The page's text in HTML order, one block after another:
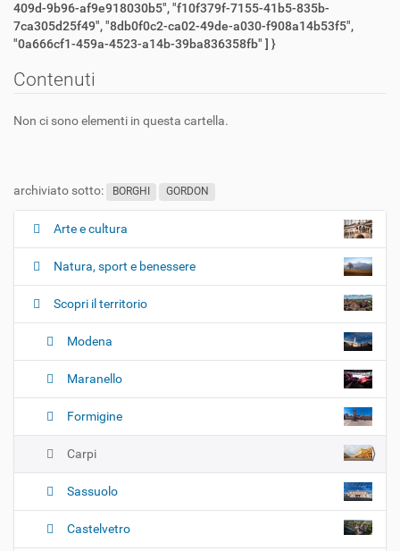
409d-9b96-af9e918030b5", "f10f379f-7155-41b5-835b-
7ca305d25f49", "8db0f0c2-ca02-49de-a030-f908a14b53f5",
"0a666cf1-459a-4523-a14b-39ba836358fb" ] }
Contenuti
Non ci sono elementi in questa cartella.
archiviato sotto: BORGHI GORDON
N
g
z
n
Arte e cultura
Natura, sport e benessere
Scopri il territorio
Modena
Maranello
Formigine
Carpi
Sassuolo
Castelvetro